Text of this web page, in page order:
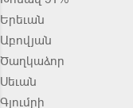
Երեւան
Աբովյան
Ծաղկաձոր
Սեւան
Գյումրի